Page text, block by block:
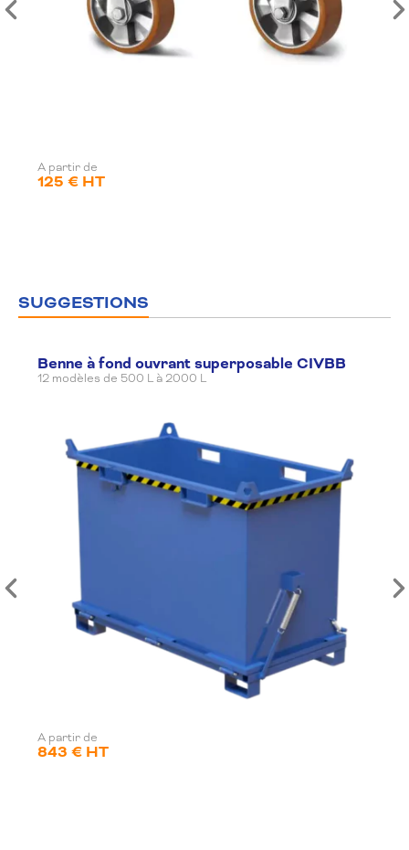
A partir de
125 € HT
SUGGESTIONS
Benne à fond ouvrant superposable CIVBB
12 modèles de 500 L à 2000 L
A partir de
843 € HT